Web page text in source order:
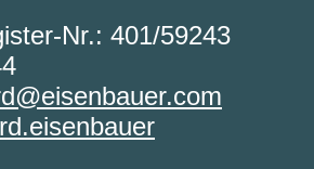
Nr.: 401/59243